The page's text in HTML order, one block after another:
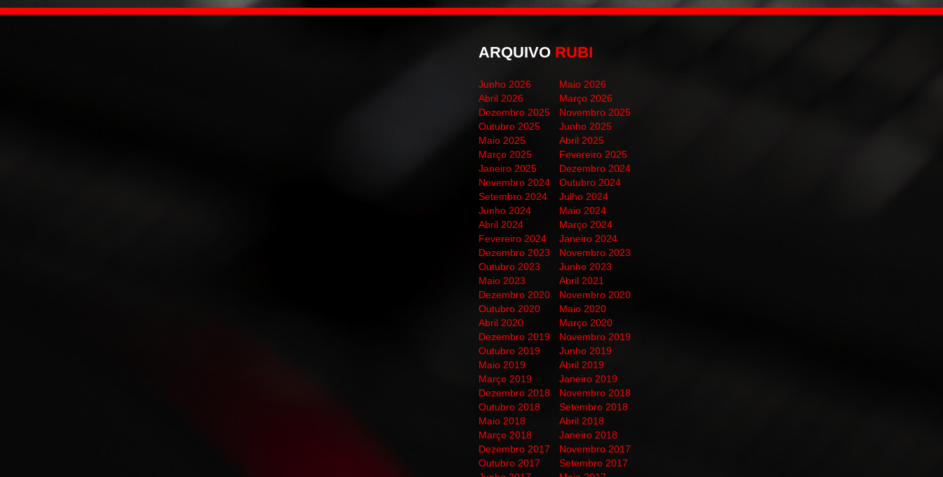
ARQUIVO RUBI
Junho 2026
Maio 2026
Abril 2026
Março 2026
Dezembro 2025
Novembro 2025
Outubro 2025
Junho 2025
Maio 2025
Abril 2025
Março 2025
Fevereiro 2025
Janeiro 2025
Dezembro 2024
Novembro 2024
Outubro 2024
Setembro 2024
Julho 2024
Junho 2024
Maio 2024
Abril 2024
Março 2024
Fevereiro 2024
Janeiro 2024
Dezembro 2023
Novembro 2023
Outubro 2023
Junho 2023
Maio 2023
Abril 2021
Dezembro 2020
Novembro 2020
Outubro 2020
Maio 2020
Abril 2020
Março 2020
Dezembro 2019
Novembro 2019
Outubro 2019
Junho 2019
Maio 2019
Abril 2019
Março 2019
Janeiro 2019
Dezembro 2018
Novembro 2018
Outubro 2018
Setembro 2018
Maio 2018
Abril 2018
Março 2018
Janeiro 2018
Dezembro 2017
Novembro 2017
Outubro 2017
Setembro 2017